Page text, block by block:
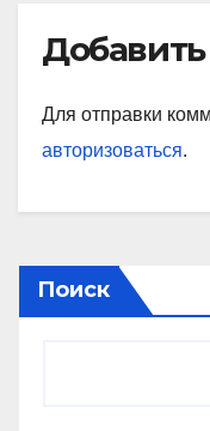
Для отправки
авторизоваться.
Поиск